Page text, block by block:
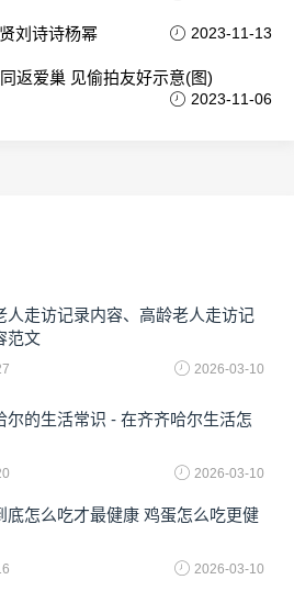
刘诗诗杨幂 2023-11-13
返爱巢 见偷拍友好示意(图)
2023-11-06
人走访记录内容、高龄老人走访记
范文
2026-03-10
尔的生活常识 - 在齐齐哈尔生活怎
2026-03-10
底怎么吃才最健康 鸡蛋怎么吃更健
2026-03-10